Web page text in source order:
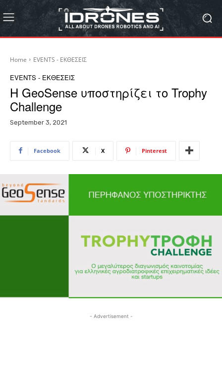
Home EVENTS - ΕΚΘΕΣΕΙΣ
EVENTS - ΕΚΘΕΣΕΙΣ
Η GeoSense υποστηρίζει το Trophy
Challenge
September 3, 2021
Facebook X Pinterest
- Advertisement -